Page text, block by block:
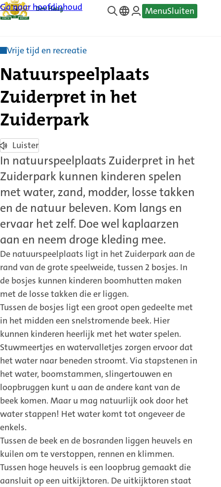
Ga naar hoofdinhoud
—
MenuSluiten
Vrije tijd en recreatie
Natuurspeelplaats
Zuiderpret in het
Zuiderpark
Luister
In natuurspeelplaats Zuiderpret in het
Zuiderpark kunnen kinderen spelen
met water, zand, modder, losse takken
en de natuur beleven. Kom langs en
ervaar het zelf. Doe wel kaplaarzen
aan en neem droge kleding mee.
De natuurspeelplaats ligt in het Zuiderpark aan de
rand van de grote speelweide, tussen 2 bosjes. In
de bosjes kunnen kinderen boomhutten maken
met de losse takken die er liggen.
Tussen de bosjes ligt een groot open gedeelte met
in het midden een snelstromende beek. Hier
kunnen kinderen heerlijk met het water spelen.
Stuwmeertjes en watervalletjes zorgen ervoor dat
het water naar beneden stroomt. Via stapstenen in
het water, boomstammen, slingertouwen en
loopbruggen kunt u aan de andere kant van de
beek komen. Maar u mag natuurlijk ook door het
water stappen! Het water komt tot ongeveer de
enkels.
Tussen de beek en de bosranden liggen heuvels en
kuilen om te verstoppen, rennen en klimmen.
Tussen hoge heuvels is een loopbrug gemaakt die
aansluit op een uitkijktoren. De uitkijktoren staat